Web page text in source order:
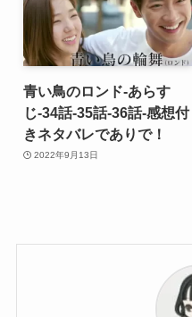
青い鳥のロンド-あらす
じ-34話-35話-36話-感想付
きネタバレでありで！
2022年9月13日